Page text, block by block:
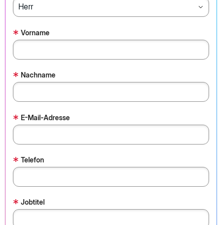
* Vorname
* Nachname
* E-Mail-Adresse
* Telefon
* Jobtitel